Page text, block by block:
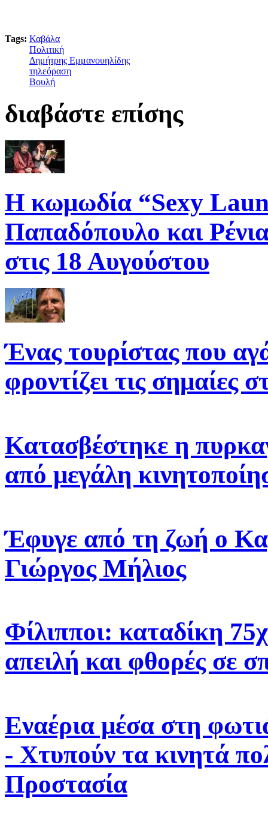
Tags: Καβάλα
Πολιτική
Δημήτρης Εμμανουηλίδης
τηλεόραση
Βουλή
διαβάστε επίσης
Η κωμωδία “Sexy
Παπαδόπουλο και
στις 18 Αυγούστου
Ένας τουρίστας που
φροντίζει τις σημαίες
Κατασβέστηκε η
από μεγάλη
Έφυγε από τη ζωή ο
Γιώργος Μήλιος
Φίλιπποι: καταδίκη
απειλή και φθορές σε
Εναέρια μέσα στη
- Χτυπούν τα κινητά
Προστασία